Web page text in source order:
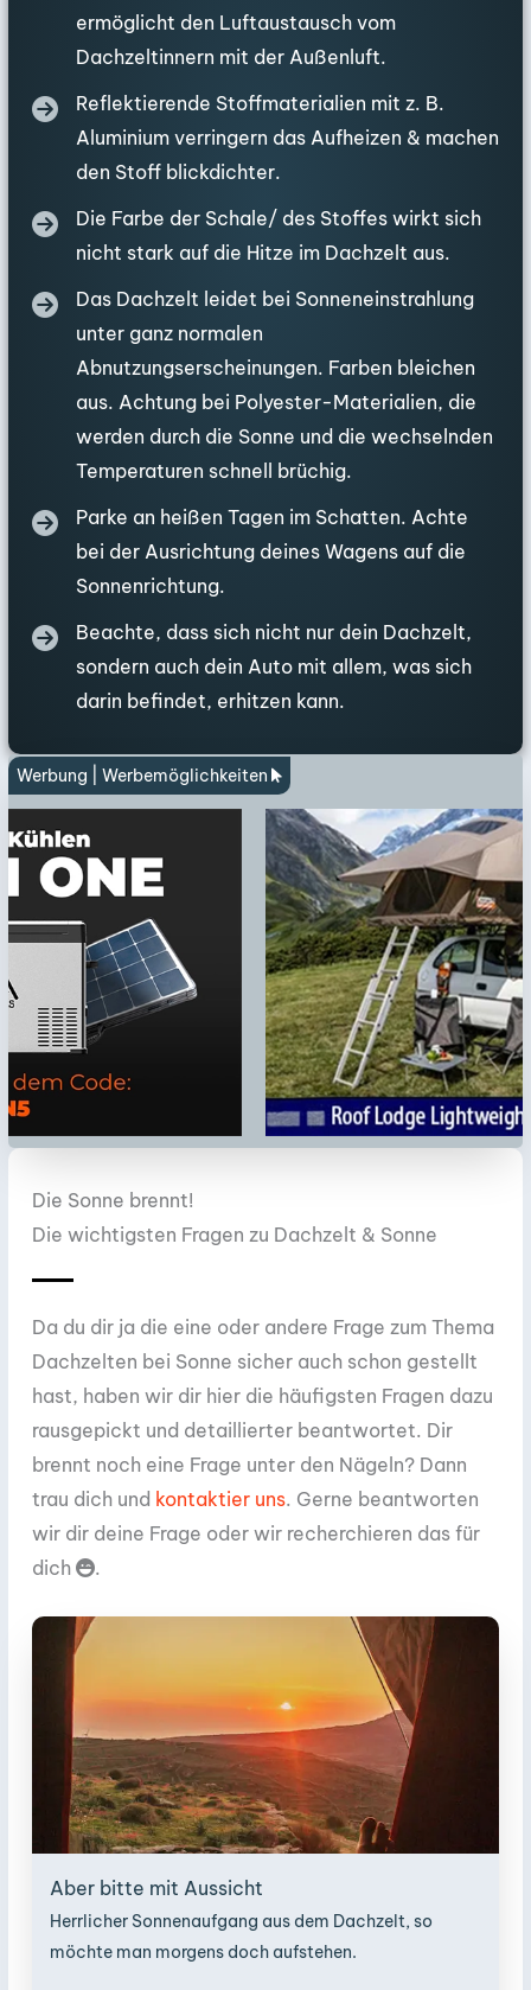
ermöglicht den Luftaustausch vom
Dachzeltinnern mit der Außenluft.
Reflektierende Stoffmaterialien mit z. B.
Aluminium verringern das Aufheizen & machen
den Stoff blickdichter.
Die Farbe der Schale/ des Stoffes wirkt sich
nicht stark auf die Hitze im Dachzelt aus.
Das Dachzelt leidet bei Sonneneinstrahlung
unter ganz normalen
Abnutzungserscheinungen. Farben bleichen
aus. Achtung bei Polyester-Materialien, die
werden durch die Sonne und die wechselnden
Temperaturen schnell brüchig.
Parke an heißen Tagen im Schatten. Achte
bei der Ausrichtung deines Wagens auf die
Sonnenrichtung.
Beachte, dass sich nicht nur dein Dachzelt,
sondern auch dein Auto mit allem, was sich
darin befindet, erhitzen kann.
Werbung | Werbemöglichkeiten
Die Sonne brennt!
Die wichtigsten Fragen zu Dachzelt & Sonne
Da du dir ja die eine oder andere Frage zum Thema
Dachzelten bei Sonne sicher auch schon gestellt
hast, haben wir dir hier die häufigsten Fragen dazu
rausgepickt und detaillierter beantwortet. Dir
brennt noch eine Frage unter den Nägeln? Dann
trau dich und kontaktier uns. Gerne beantworten
wir dir deine Frage oder wir recherchieren das für
dich
.
Aber bitte mit Aussicht
Herrlicher Sonnenaufgang aus dem Dachzelt, so
möchte man morgens doch aufstehen.